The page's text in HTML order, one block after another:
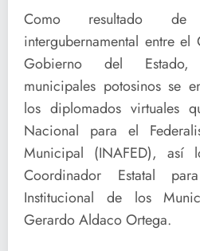
Como resultado de
intergubernamental entre
Gobierno del
municipales potosinos se
los diplomados virtuales
Nacional para el
Municipal (INAFED),
Coordinador Estatal
Institucional de los
Gerardo Aldaco Ortega.